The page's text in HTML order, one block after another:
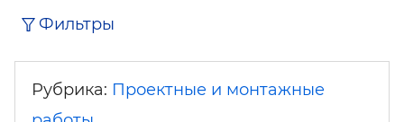
Фильтры
Рубрика: Проектные и монтажные